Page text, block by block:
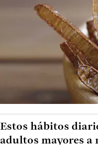
Estos hábitos
adultos mayores